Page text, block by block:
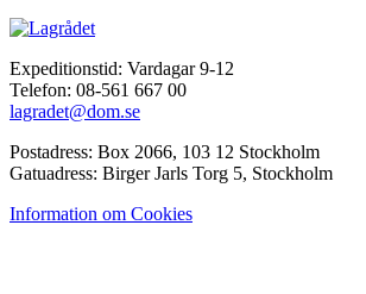
Expeditionstid: Vardagar 9-12
Telefon: 08-561 667 00
lagradet@dom.se
Postadress: Box 2066, 103 12 Stockholm
Gatuadress: Birger Jarls Torg 5, Stockholm
Information om Cookies